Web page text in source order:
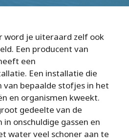
word je uiteraard zelf ook
Een producent van
een
Een installatie die
bepaalde stofjes in het
en organismen kweekt.
gedeelte van de
onschuldige gassen en
water veel schoner aan te